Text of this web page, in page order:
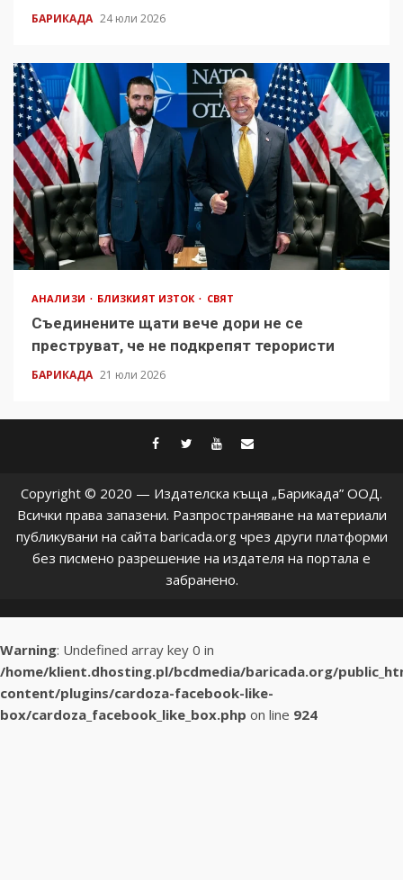
БАРИКАДА 24 юли 2026
АНАЛИЗИ БЛИЗКИЯТ ИЗТОК СВЯТ
Съединените щати вече дори не се
преструват, че не подкрепят терористи
БАРИКАДА 21 юли 2026
facebook
twitter
youtube
Copyright © 2020 — Издателска къща „Барикада” ООД.
Всички права запазени. Разпространяване на материали
публикувани на сайта baricada.org чрез други платформи
без писмено разрешение на издателя на портала е
забранено.
Warning: Undefined array key 0 in
/home/klient.dhosting.pl/bcdmedia/baricada.org/
content/plugins/cardoza-facebook-like-
box/cardoza_facebook_like_box.php on line 924